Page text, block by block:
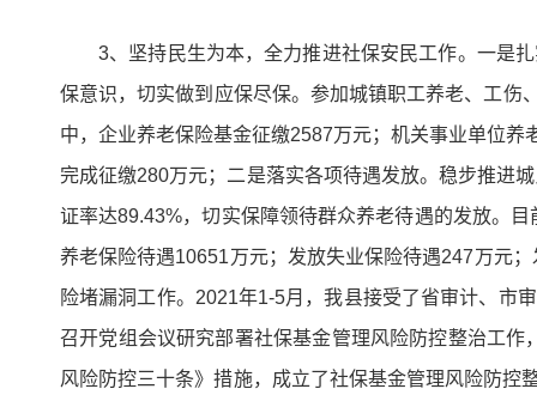
3、坚持民生为本，全力推进社保安民工作。一是
保意识，切实做到应保尽保。参加城镇职工养老、工
中，企业养老保险基金征缴2587万元；机关事业单位
完成征缴280万元；二是落实各项待遇发放。稳步推进
证率达89.43%，切实保障领待群众养老待遇的发放。
养老保险待遇10651万元；发放失业保险待遇247万元
险堵漏洞工作。2021年1-5月，我县接受了省审计、市
召开党组会议研究部署社保基金管理风险防控整治工
风险防控三十条》措施，成立了社保基金管理风险防